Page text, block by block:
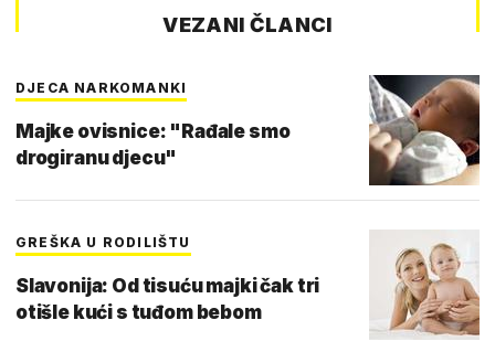
VEZANI ČLANCI
DJECA NARKOMANKI
Majke ovisnice: "Rađale smo
drogiranu djecu"
GREŠKA U RODILIŠTU
Slavonija: Od tisuću majki čak tri
otišle kući s tuđom bebom